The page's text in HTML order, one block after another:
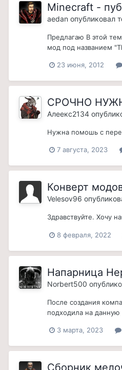
Minecraft -
aedan опубликовал
Предлагаю В этой
мод под названием
23 июня, 2012
СРОЧНО
Алеекс2134
Нужна помошь с
7 августа, 2023
Конверт
Velesov96
Здравствуйте. Хочу
8 февраля, 2022
Напарница
Norbert500
После создания
подходила на
3 марта, 2023
Сборник